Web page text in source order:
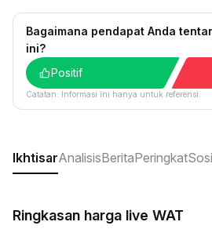
Bagaimana pendapat Anda
ini?
Positif
Catatan: Informasi ini hanya untuk referensi.
IkhtisarAnalisisBeritaPeringkat
Ringkasan harga live WAT